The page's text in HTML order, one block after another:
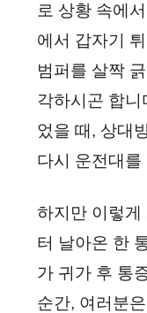
로 상황 속에
에서 갑자기
범퍼를 살짝
각하시곤 합
었을 때, 상대
다시 운전대
하지만 이렇게
터 날아온 한
가 귀가 후 통
순간, 여러분